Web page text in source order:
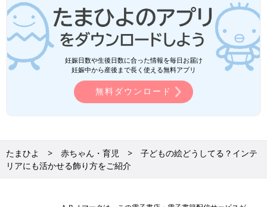
妊娠日数や生後日数に合った情報を毎日お届け
妊娠中から産後まで長く使える無料アプリ
無料ダウンロード
たまひよ 赤ちゃん・育児
子どもの絵どうしてる？インテ
リアにも活かせる飾り方をご紹介